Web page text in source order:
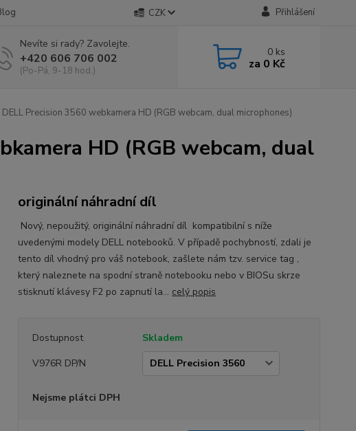
CZK Přihlášení
Nevíte si rady? Zavolejte.
+420 606 706 002
(Po-Pá, 9-18 hod.)
0 ks
za 0 Kč
Precision 3560 webkamera HD (RGB webcam, dual microphones)
HD (RGB webcam, dual
originální náhradní díl
Nový, nepoužitý, originální náhradní díl kompatibilní s níže
uvedenými modely DELL notebooků. V případě pochybností, zdali je
tento díl vhodný pro váš notebook, zašlete nám tzv. service tag ,
který naleznete na spodní straně notebooku nebo v BIOSu skrze
stisknutí klávesy F2 po zapnutí la... celý popis
Dostupnost
Skladem
V976R DP/N
Nejsme plátci DPH